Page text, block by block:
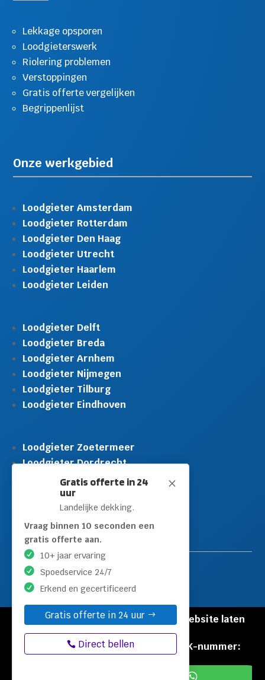
M
Gratis offerte in 24
uur
Landelijke dekking.
Vraag binnen 10 seconden een
gratis offerte aan.
10+ jaar ervaring
Spoedservice 24/7
Erkend en gecertificeerd
Gratis offerte in 24 uur
Direct bellen
Lekkage opsporen
Loodgieterswerk
Riolering problemen
Verstoppingen
Gratis offerte vergelijken
Begrippenlijst
Onze werkgebied
Loodgieter Amsterdam
Loodgieter Rotterdam
Loodgieter Den Haag
Loodgieter Utrecht
Loodgieter Haarlem
Loodgieter Leiden
Loodgieter Delft
Loodgieter Breda
Loodgieter Arnhem
Loodgieter Nijmegen
Loodgieter Tilburg
Loodgieter Eindhoven
Loodgieter Zoetermeer
Loodgieter Dordrecht
Loodgieter Rijswijk
Loodgieter Schiedam
Loodgieter Leidschendam
Loodgieter Hilversum
© Copyright Loodgieters Kwartier |
Website laten
maken door Flexamedia
Privacyverklaring|Disclaimer
KVK-nummer:
